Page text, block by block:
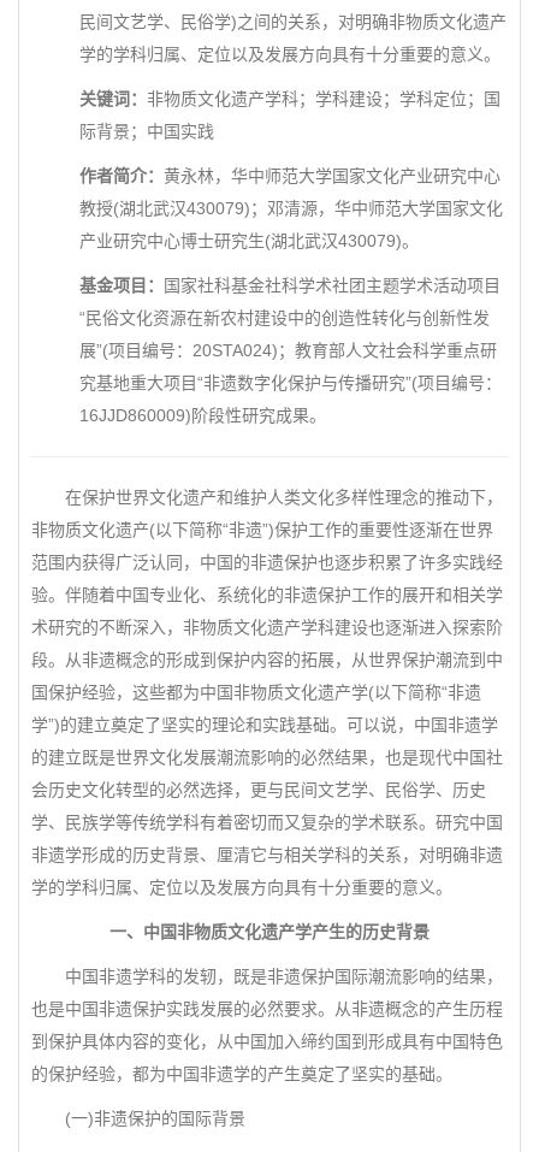
民间文艺学、民俗学)之间的关系，对明确非物质文化遗产
学的学科归属、定位以及发展方向具有十分重要的意义。
关键词： 非物质文化遗产学科；学科建设；学科定位；国
际背景；中国实践
作者简介： 黄永林，华中师范大学国家文化产业研究中心
教授(湖北武汉430079)；邓清源，华中师范大学国家文化
产业研究中心博士研究生(湖北武汉430079)。
基金项目：
国家社科基金社科学术社团主题学术活动项目
“民俗文化资源在新农村建设中的创造性转化与创新性发
展”(项目编号：20STA024)；教育部人文社会科学重点研
究基地重大项目“非遗数字化保护与传播研究”(项目编号：
16JJD860009)阶段性研究成果。
在保护世界文化遗产和维护人类文化多样性理念的推动下，
非物质文化遗产(以下简称“非遗”)保护工作的重要性逐渐在世界
范围内获得广泛认同，中国的非遗保护也逐步积累了许多实践经
验。伴随着中国专业化、系统化的非遗保护工作的展开和相关学
术研究的不断深入，非物质文化遗产学科建设也逐渐进入探索阶
段。从非遗概念的形成到保护内容的拓展，从世界保护潮流到中
国保护经验，这些都为中国非物质文化遗产学(以下简称“非遗
学”)的建立奠定了坚实的理论和实践基础。可以说，中国非遗学
的建立既是世界文化发展潮流影响的必然结果，也是现代中国社
会历史文化转型的必然选择，更与民间文艺学、民俗学、历史
学、民族学等传统学科有着密切而又复杂的学术联系。研究中国
非遗学形成的历史背景、厘清它与相关学科的关系，对明确非遗
学的学科归属、定位以及发展方向具有十分重要的意义。
一、中国非物质文化遗产学产生的历史背景
中国非遗学科的发轫，既是非遗保护国际潮流影响的结果，
也是中国非遗保护实践发展的必然要求。从非遗概念的产生历程
到保护具体内容的变化，从中国加入缔约国到形成具有中国特色
的保护经验，都为中国非遗学的产生奠定了坚实的基础。
(一)非遗保护的国际背景